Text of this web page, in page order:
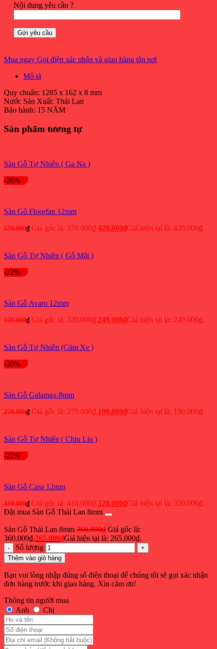
Nội dung yêu cầu ?
Mua ngay Gọi điện xác nhận và giao hàng tận nơi
Mô tả
Quy chuẩn: 1285 x 162 x 8 mm
Nước Sản Xuất: Thái Lan
Bảo hành: 15 NĂM
Sản phẩm tương tự
Sàn Gỗ Tự Nhiên ( Ga Na )
-26%
Sàn Gỗ Floorfan 12mm
570.000₫ Giá gốc là: 570.000₫.420.000₫Giá hiện tại là: 420.000₫.
Sàn Gỗ Tự Nhiên ( Gỗ Mật )
-22%
Sàn Gỗ Avaro 12mm
320.000₫ Giá gốc là: 320.000₫.249.000₫Giá hiện tại là: 249.000₫.
Sàn Gỗ Tự Nhiên (Căm Xe )
-30%
Sàn Gỗ Galamax 8mm
270.000₫ Giá gốc là: 270.000₫.190.000₫Giá hiện tại là: 190.000₫.
Sàn Gỗ Tự Nhiên ( Chiu Liu )
-22%
Sàn Gỗ Casa 12mm
410.000₫ Giá gốc là: 410.000₫.320.000₫Giá hiện tại là: 320.000₫.
Đặt mua Sàn Gỗ Thái Lan 8mm
Sàn Gỗ Thái Lan 8mm 360.000₫ Giá gốc là:
360.000₫.265.000₫Giá hiện tại là: 265.000₫.
Số lượng
Thêm vào giỏ hàng
Bạn vui lòng nhập đúng số điện thoại để chúng tôi sẽ gọi xác nhận
đơn hàng trước khi giao hàng. Xin cảm ơn!
Thông tin người mua
Anh
Chị